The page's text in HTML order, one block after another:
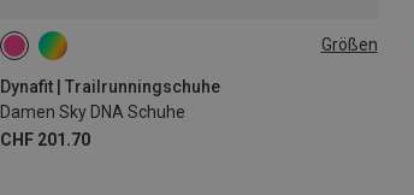
Größen
Dynafit | Trailrunningschuhe
Damen Sky DNA Schuhe
CHF 201.70